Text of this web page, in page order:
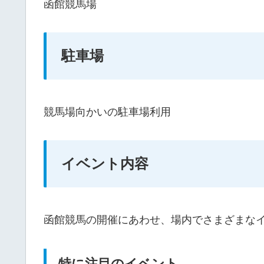
函館競馬場
駐車場
競馬場向かいの駐車場利用
イベント内容
函館競馬の開催にあわせ、場内でさまざまな